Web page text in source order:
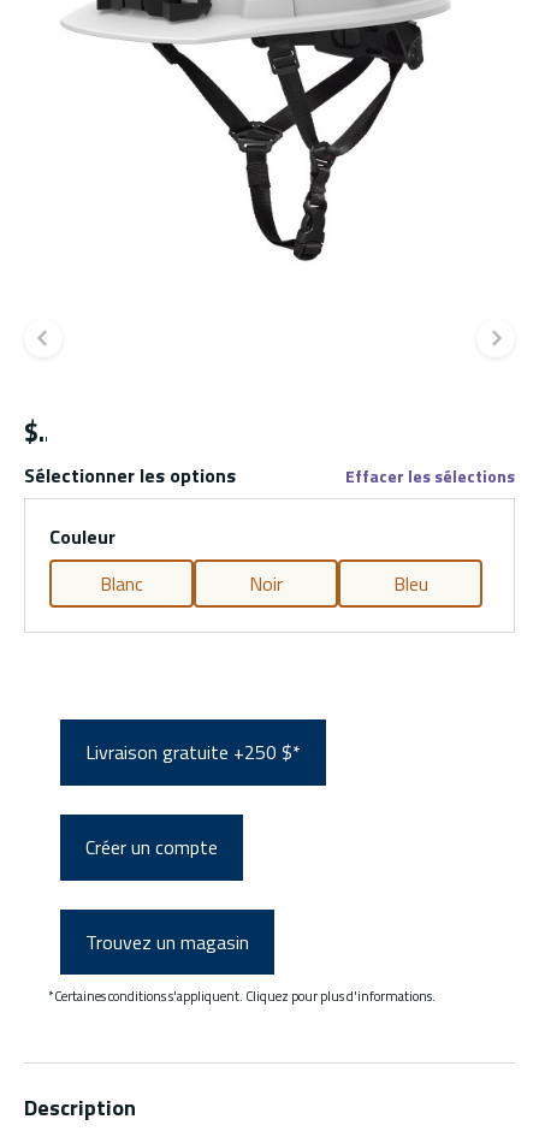
Diapositive précédente
$
Sélectionner les options Effacer les sélections
Couleur
Blanc
Noir Bleu
Livraison gratuite +250 $*
Créer un compte
Trouvez un magasin
*Certaines conditions s'appliquent. Cliquez pour plus d'informations.
Description